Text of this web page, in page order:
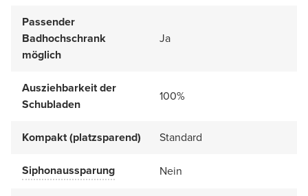
Passender
Badhochschrank
möglich
Ja
Ausziehbarkeit der
Schubladen
100%
Kompakt (platzsparend) Standard
Siphonaussparung Nein